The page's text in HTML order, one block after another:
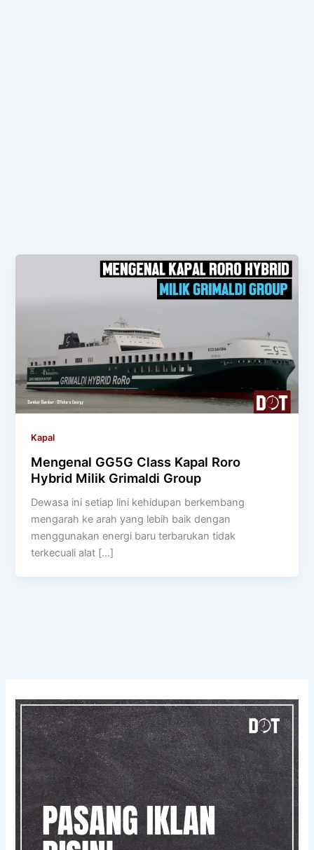
Kapal
Mengenal GG5G Class Kapal Roro
Hybrid Milik Grimaldi Group
Dewasa ini setiap lini kehidupan berkembang
mengarah ke arah yang lebih baik dengan
menggunakan energi baru terbarukan tidak
terkecuali alat […]